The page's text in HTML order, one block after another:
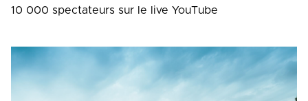
10 000 spectateurs sur le live YouTube